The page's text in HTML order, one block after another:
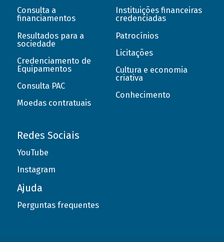
Consulta a
financiamentos
Resultados para a
sociedade
Credenciamento de
Equipamentos
Consulta PAC
Moedas contratuais
Instituições financeiras
credenciadas
Patrocínios
Licitações
Cultura e economia
criativa
Conhecimento
Redes Sociais
YouTube
Instagram
Ajuda
Perguntas frequentes